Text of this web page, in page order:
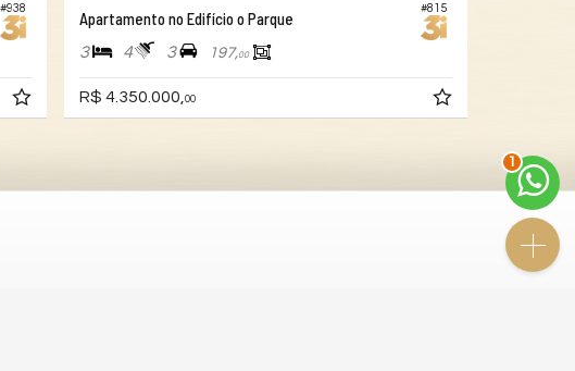
#938 #815
Apartamento no Edifício o Parque
3 4 3 197,00
R$ 4.350.000, 00